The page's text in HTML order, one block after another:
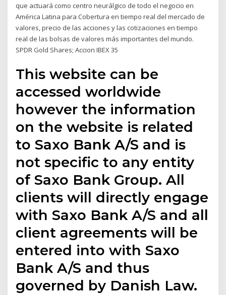
que actuará como centro neurálgico de todo el negocio en
América Latina para Cobertura en tiempo real del mercado de
valores, precio de las acciones y las cotizaciones en tiempo
real de las bolsas de valores más importantes del mundo.
SPDR Gold Shares; Accion IBEX 35
This website can be
accessed worldwide
however the information
on the website is related
to Saxo Bank A/S and is
not specific to any entity
of Saxo Bank Group. All
clients will directly engage
with Saxo Bank A/S and all
client agreements will be
entered into with Saxo
Bank A/S and thus
governed by Danish Law.